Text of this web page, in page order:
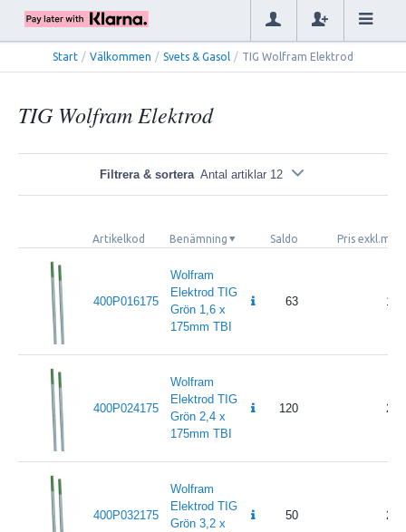
Start / Välkommen / Svets & Gasol / TIG Wolfram Elektrod
TIG Wolfram Elektrod
Filtrera & sortera Antal artiklar 12
Artikelkod Benämning Saldo Pris
400P016175
Wolfram
Elektrod TIG
Grön 1,6 x
175mm TBI
63 16
400P024175
Wolfram
Elektrod TIG
Grön 2,4 x
175mm TBI
120 24
400P032175
Wolfram
Elektrod TIG
Grön 3,2 x
50 28